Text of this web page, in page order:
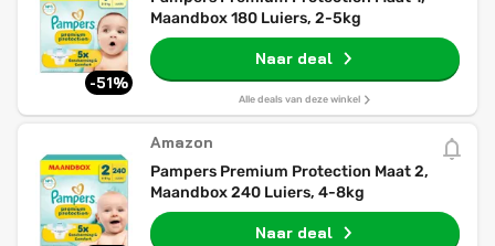
-51%
Maandbox 180 Luiers, 2-5kg
Naar deal
Alle deals van deze winkel
Amazon
Pampers Premium Protection Maat 2,
Maandbox 240 Luiers, 4-8kg
Naar deal